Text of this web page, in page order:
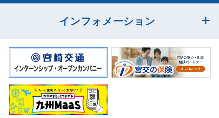
インフォメーション